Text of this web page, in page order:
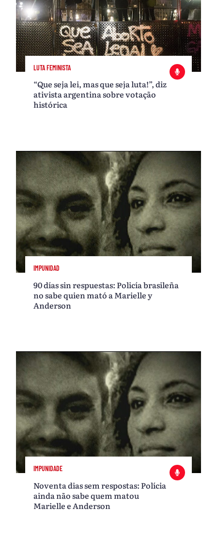
LUTA FEMINISTA
“Que seja lei, mas que seja luta!”, diz
ativista argentina sobre votação
histórica
IMPUNIDAD
90 días sin respuestas: Policía brasileña
no sabe quien mató a Marielle y
Anderson
IMPUNIDADE
Noventa dias sem respostas: Polícia
ainda não sabe quem matou
Marielle e Anderson